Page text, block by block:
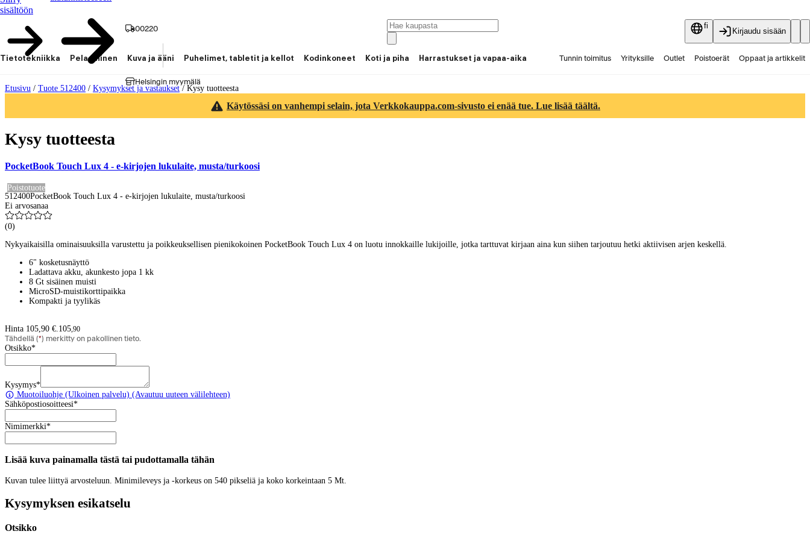
sisältöön
00220
Helsingin myymälä
fi
Kirjaudu sisään
Tietotekniikka Pelaaminen Kuva ja ääni Puhelimet, tabletit ja kellot Kodinkoneet Koti ja piha Harrastukset ja vapaa-aika Tunnin toimitus Yrityksille Outlet Poistoerät Oppaat ja artikkelit
Etusivu / Tuote 512400 / Kysymykset ja vastaukset/ Kysy tuotteesta
Käytössäsi on vanhempi selain, jota Verkkokauppa.com-sivusto ei enää tue. Lue lisää täältä.
Kysy tuotteesta
PocketBook Touch Lux 4 - e-kirjojen lukulaite, musta/turkoosi
Poistotuote
512400PocketBook Touch Lux 4 - e-kirjojen lukulaite, musta/turkoosi
Ei arvosanaa
(0)
Nykyaikaisilla ominaisuuksilla varustettu ja poikkeuksellisen pienikokoinen PocketBook Touch Lux 4 on luotu innokkaille lukijoille, jotka tarttuvat kirjaan aina kun siihen tarjoutuu hetki aktiivisen arjen keskellä.
6" kosketusnäyttö
Ladattava akku, akunkesto jopa 1 kk
8 Gt sisäinen muisti
MicroSD-muistikorttipaikka
Kompakti ja tyylikäs
Hinta 105,90 €.105,90
Tähdellä (*) merkitty on pakollinen tieto.
Otsikko*
Kysymys*
Muotoiluohje (Ulkoinen palvelu) (Avautuu uuteen välilehteen)
Sähköpostiosoitteesi*
Nimimerkki*
Lisää kuva painamalla tästä tai pudottamalla tähän
Kuvan tulee liittyä arvosteluun. Minimileveys ja -korkeus on 540 pikseliä ja koko korkeintaan 5 Mt.
Kysymyksen esikatselu
Otsikko